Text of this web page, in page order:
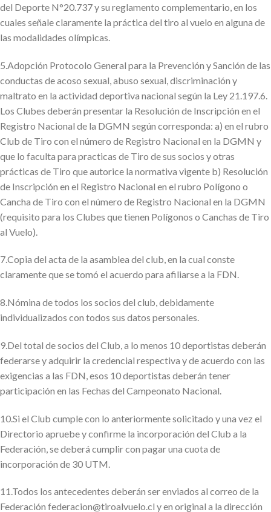
del Deporte N°20.737 y su reglamento complementario, en los
cuales señale claramente la práctica del tiro al vuelo en alguna de
las modalidades olímpicas.
5.Adopción Protocolo General para la Prevención y Sanción de las
conductas de acoso sexual, abuso sexual, discriminación y
maltrato en la actividad deportiva nacional según la Ley 21.197.6.
Los Clubes deberán presentar la Resolución de Inscripción en el
Registro Nacional de la DGMN según corresponda: a) en el rubro
Club de Tiro con el número de Registro Nacional en la DGMN y
que lo faculta para practicas de Tiro de sus socios y otras
prácticas de Tiro que autorice la normativa vigente b) Resolución
de Inscripción en el Registro Nacional en el rubro Polígono o
Cancha de Tiro con el número de Registro Nacional en la DGMN
(requisito para los Clubes que tienen Polígonos o Canchas de Tiro
al Vuelo).
7.Copia del acta de la asamblea del club, en la cual conste
claramente que se tomó el acuerdo para afiliarse a la FDN.
8.Nómina de todos los socios del club, debidamente
individualizados con todos sus datos personales.
9.Del total de socios del Club, a lo menos 10 deportistas deberán
federarse y adquirir la credencial respectiva y de acuerdo con las
exigencias a las FDN, esos 10 deportistas deberán tener
participación en las Fechas del Campeonato Nacional.
10.Si el Club cumple con lo anteriormente solicitado y una vez el
Directorio apruebe y confirme la incorporación del Club a la
Federación, se deberá cumplir con pagar una cuota de
incorporación de 30 UTM.
11.Todos los antecedentes deberán ser enviados al correo de la
Federación federacion@tiroalvuelo.cl y en original a la dirección